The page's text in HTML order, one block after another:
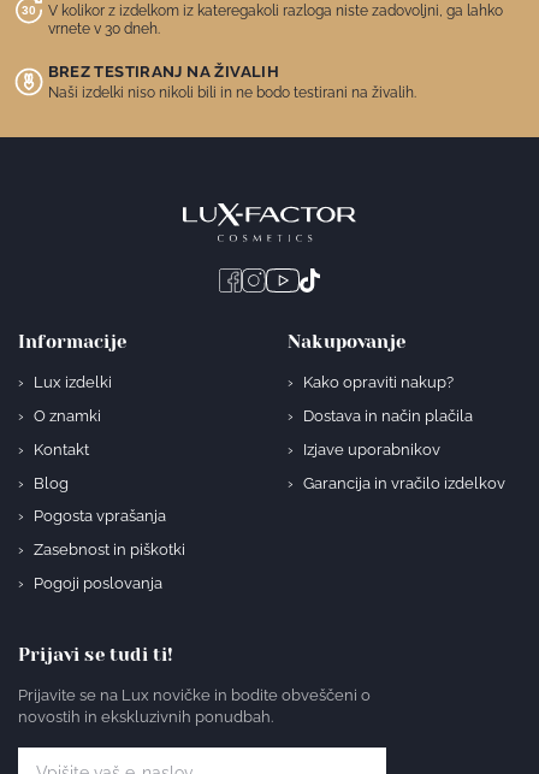
V kolikor z izdelkom iz kateregakoli razloga niste zadovoljni, ga lahko
vrnete v 30 dneh.
BREZ TESTIRANJ NA ŽIVALIH
Naši izdelki niso nikoli bili in ne bodo testirani na živalih.
Informacije
Lux izdelki
O znamki
Kontakt
Blog
Pogosta vprašanja
Zasebnost in piškotki
Pogoji poslovanja
Nakupovanje
Kako opraviti nakup?
Dostava in način plačila
Izjave uporabnikov
Garancija in vračilo izdelkov
Prijavi se tudi ti!
Prijavite se na Lux novičke in bodite obveščeni o
novostih in ekskluzivnih ponudbah.